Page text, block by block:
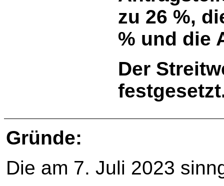
zu 26 %,
% und die
Der
Gründe:
Die am 7. Juli 2023